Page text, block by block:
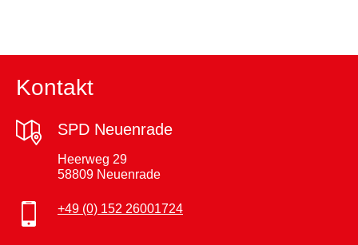
Kontakt
SPD Neuenrade
Heerweg 29
58809 Neuenrade
+49 (0) 152 26001724